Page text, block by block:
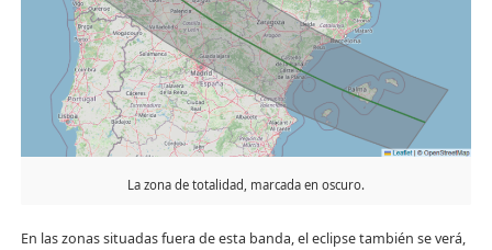
La zona de totalidad, marcada en oscuro.
En las zonas situadas fuera de esta banda, el eclipse también se verá,